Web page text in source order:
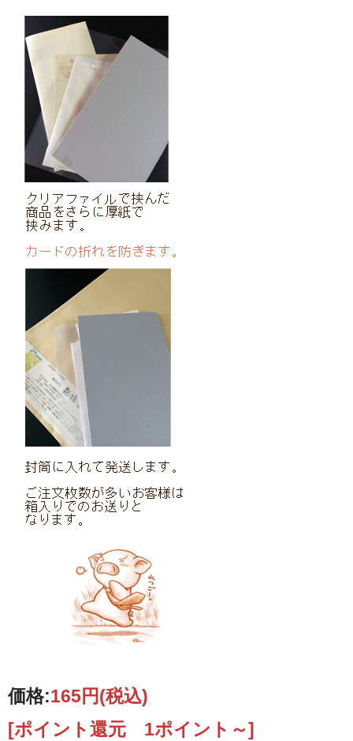
価格:165円(税込)
[ポイント還元 1ポイント～]